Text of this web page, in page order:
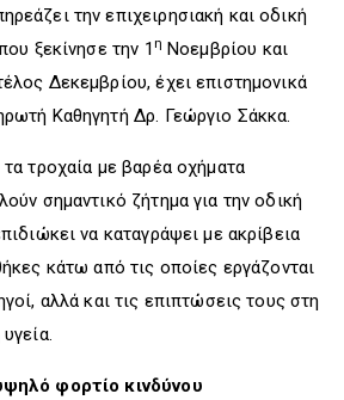
την επιχειρησιακή και οδική
ξεκίνησε την 1η Νοεμβρίου και
Δεκεμβρίου, έχει επιστημονικά
Καθηγητή Δρ. Γεώργιο Σάκκα.
τροχαία με βαρέα οχήματα
σημαντικό ζήτημα για την οδική
να καταγράψει με ακρίβεια
κάτω από τις οποίες εργάζονται
αλλά και τις επιπτώσεις τους στη
φορτίο κινδύνου